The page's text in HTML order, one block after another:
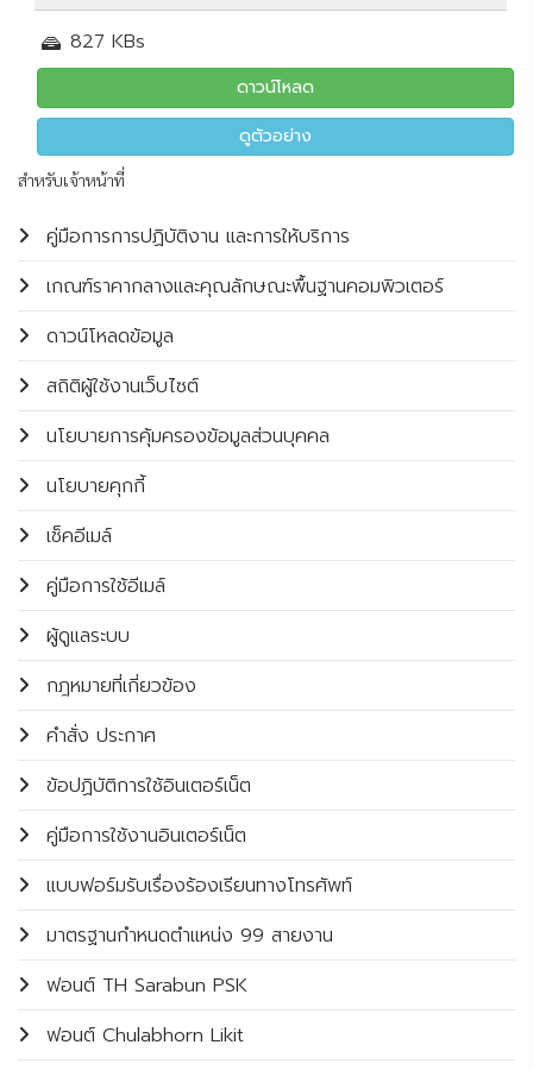
827 KBs
ดาวน์โหลด
ดูตัวอย่าง
สำหรับเจ้าหน้าที่
คู่มือการการปฏิบัติงาน และการให้บริการ
เกณฑ์ราคากลางและคุณลักษณะพื้นฐานคอมพิวเตอร์
ดาวน์โหลดข้อมูล
สถิติผู้ใช้งานเว็บไซต์
นโยบายการคุ้มครองข้อมูลส่วนบุคคล
นโยบายคุกกี้
เช็คอีเมล์
คู่มือการใช้อีเมล์
ผู้ดูแลระบบ
กฎหมายที่เกี่ยวข้อง
คำสั่ง ประกาศ
ข้อปฏิบัติการใช้อินเตอร์เน็ต
คู่มือการใช้งานอินเตอร์เน็ต
แบบฟอร์มรับเรื่องร้องเรียนทางโทรศัพท์
มาตรฐานกำหนดตำแหน่ง 99 สายงาน
ฟอนต์ TH Sarabun PSK
ฟอนต์ Chulabhorn Likit